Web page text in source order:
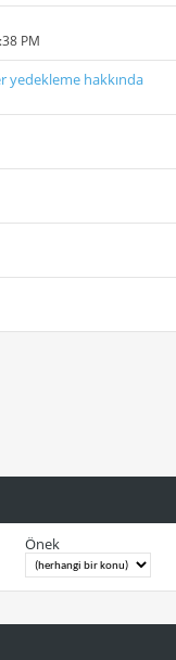
PM
yedekleme hakkında
Önek